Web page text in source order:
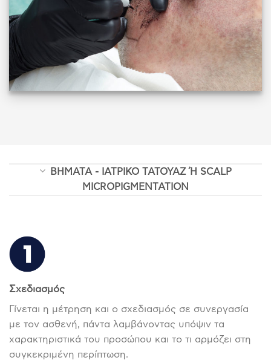
ΒΗΜΑΤΑ - ΙΑΤΡΙΚΟ ΤΑΤΟΥΑΖ Ή SCALP M
ICROPIGMENTATION
Σχεδιασμός
Γίνεται η μέτρηση και ο σχεδιασμός σε συνεργασία
με τον ασθενή, πάντα λαμβάνοντας υπόψιν τα
χαρακτηριστικά του προσώπου και το τι αρμόζει στη
συγκεκριμένη περίπτωση.